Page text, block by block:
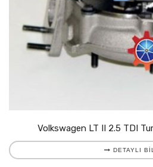
Volkswagen LT II 2.5 TDI
DETAYLI